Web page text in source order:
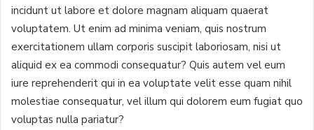
incidunt ut labore et dolore magnam aliquam quaerat
voluptatem. Ut enim ad minima veniam, quis nostrum
exercitationem ullam corporis suscipit laboriosam, nisi ut
aliquid ex ea commodi consequatur? Quis autem vel eum
iure reprehenderit qui in ea voluptate velit esse quam nihil
molestiae consequatur, vel illum qui dolorem eum fugiat quo
voluptas nulla pariatur?